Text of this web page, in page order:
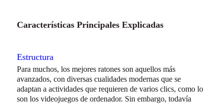
Características Principales Explicadas
Estructura
Para muchos, los mejores ratones son aquellos más
avanzados, con diversas cualidades modernas que se
adaptan a actividades que requieren de varios clics, como lo
son los videojuegos de ordenador. Sin embargo, todavía